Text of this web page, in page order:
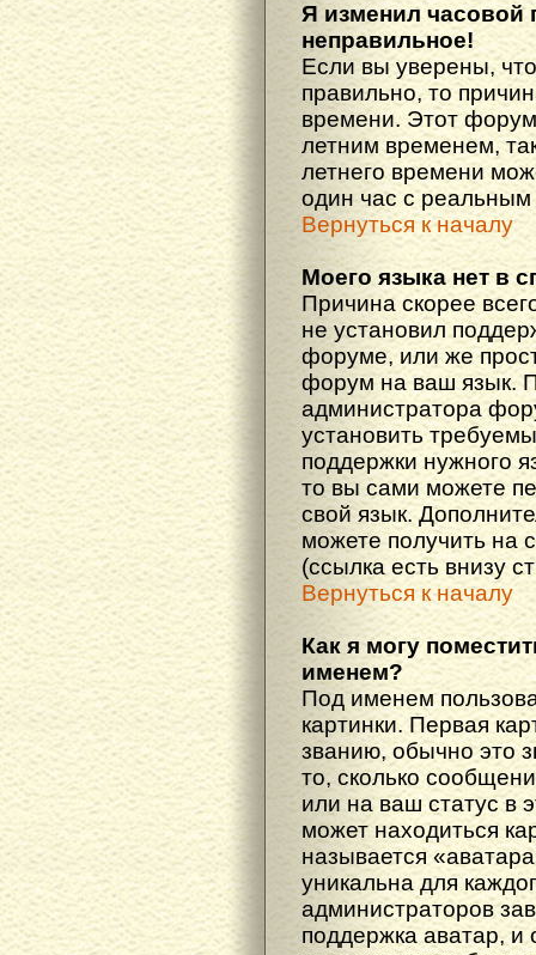
Я изменил часовой
неправильное!
Если вы уверены,
правильно, то
времени. Этот
летним временем,
летнего времени
один час с
Вернуться к началу
Моего языка нет в
Причина скорее
не установил
форуме, или же
форум на ваш язык.
администратора
установить
поддержки нужного
то вы сами можете
свой язык.
можете получить на
(ссылка есть внизу
Вернуться к началу
Как я могу
именем?
Под именем
картинки. Первая
званию, обычно это
то, сколько
или на ваш статус в
может находиться
называется
уникальна для
администраторов
поддержка аватар, и